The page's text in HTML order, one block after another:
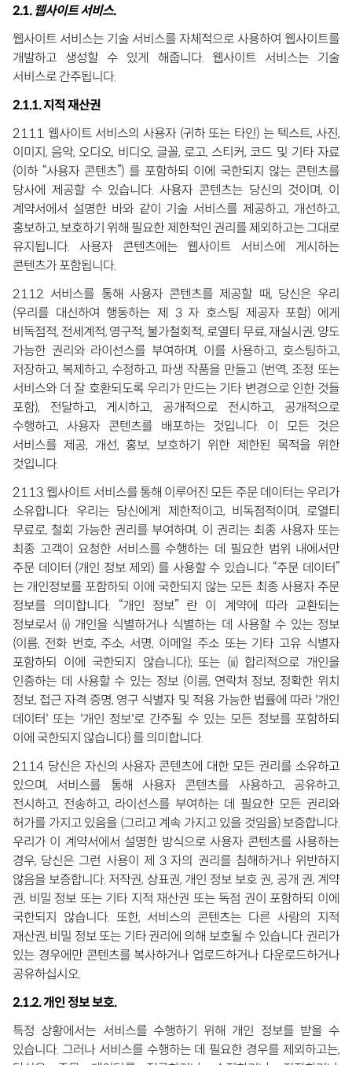
2.1.웹사이트 서비스.
웹사이트 서비스는 기술 서비스를 자체적으로 사용하여 웹사이트를
개발하고 생성할 수 있게 해줍니다. 웹사이트 서비스는 기술
서비스로 간주됩니다.
2.1.1. 지적 재산권
2.1.1.1. 웹사이트 서비스의 사용자 (귀하 또는 타인) 는 텍스트, 사진,
이미지, 음악, 오디오, 비디오, 글꼴, 로고, 스티커, 코드 및 기타 자료
(이하 “사용자 콘텐츠”) 를 포함하되 이에 국한되지 않는 콘텐츠를
당사에 제공할 수 있습니다. 사용자 콘텐츠는 당신의 것이며, 이
계약서에서 설명한 바와 같이 기술 서비스를 제공하고, 개선하고,
홍보하고, 보호하기 위해 필요한 제한적인 권리를 제외하고는 그대로
유지됩니다. 사용자 콘텐츠에는 웹사이트 서비스에 게시하는
콘텐츠가 포함됩니다.
2.1.1.2. 서비스를 통해 사용자 콘텐츠를 제공할 때, 당신은 우리
(우리를 대신하여 행동하는 제 3 자 호스팅 제공자 포함) 에게
비독점적, 전세계적, 영구적, 불가철회적, 로열티 무료, 재실시권, 양도
가능한 권리와 라이선스를 부여하며, 이를 사용하고, 호스팅하고,
저장하고, 복제하고, 수정하고, 파생 작품을 만들고 (번역, 조정 또는
서비스와 더 잘 호환되도록 우리가 만드는 기타 변경으로 인한 것들
포함), 전달하고, 게시하고, 공개적으로 전시하고, 공개적으로
수행하고, 사용자 콘텐츠를 배포하는 것입니다. 이 모든 것은
서비스를 제공, 개선, 홍보, 보호하기 위한 제한된 목적을 위한
것입니다.
2.1.1.3. 웹사이트 서비스를 통해 이루어진 모든 주문 데이터는 우리가
소유합니다. 우리는 당신에게 제한적이고, 비독점적이며, 로열티
무료로, 철회 가능한 권리를 부여하며, 이 권리는 최종 사용자 또는
최종 고객이 요청한 서비스를 수행하는 데 필요한 범위 내에서만
주문 데이터 (개인 정보 제외) 를 사용할 수 있습니다. “주문 데이터”
는 개인정보를 포함하되 이에 국한되지 않는 모든 최종 사용자 주문
정보를 의미합니다. “개인 정보” 란 이 계약에 따라 교환되는
정보로서 (i) 개인을 식별하거나 식별하는 데 사용할 수 있는 정보
(이름, 전화 번호, 주소, 서명, 이메일 주소 또는 기타 고유 식별자
포함하되 이에 국한되지 않습니다); 또는 (ii) 합리적으로 개인을
인증하는 데 사용할 수 있는 정보 (이름, 연락처 정보, 정확한 위치
정보, 접근 자격 증명, 영구 식별자 및 적용 가능한 법률에 따라 '개인
데이터' 또는 '개인 정보'로 간주될 수 있는 모든 정보를 포함하되
이에 국한되지 않습니다) 를 의미합니다.
2.1.1.4. 당신은 자신의 사용자 콘텐츠에 대한 모든 권리를 소유하고
있으며, 서비스를 통해 사용자 콘텐츠를 사용하고, 공유하고,
전시하고, 전송하고, 라이선스를 부여하는 데 필요한 모든 권리와
허가를 가지고 있음을 (그리고 계속 가지고 있을 것임을) 보증합니다.
우리가 이 계약서에서 설명한 방식으로 사용자 콘텐츠를 사용하는
경우, 당신은 그런 사용이 제 3 자의 권리를 침해하거나 위반하지
않음을 보증합니다. 저작권, 상표권, 개인 정보 보호 권, 공개 권, 계약
권, 비밀 정보 또는 기타 지적 재산권 또는 독점 권이 포함하되 이에
국한되지 않습니다. 또한, 서비스의 콘텐츠는 다른 사람의 지적
재산권, 비밀 정보 또는 기타 권리에 의해 보호될 수 있습니다. 권리가
있는 경우에만 콘텐츠를 복사하거나 업로드하거나 다운로드하거나
공유하십시오.
2.1.2. 개인 정보 보호.
특정 상황에서는 서비스를 수행하기 위해 개인 정보를 받을 수
있습니다. 그러나 서비스를 수행하는 데 필요한 경우를 제외하고는,